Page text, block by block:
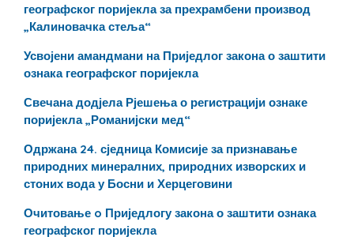
географског поријекла за прехрамбени производ
„Калиновачка стеља“
Усвојени амандмани на Приједлог закона о заштити
ознака географског поријекла
Свечана додјела Рјешења о регистрацији ознаке
поријекла „Романијски мед“
Одржана 24. сједница Комисије за признавање
природних минералних, природних изворских и
стоних вода у Босни и Херцеговини
Очитовање o Приједлогу закона о заштити ознака
географског поријекла